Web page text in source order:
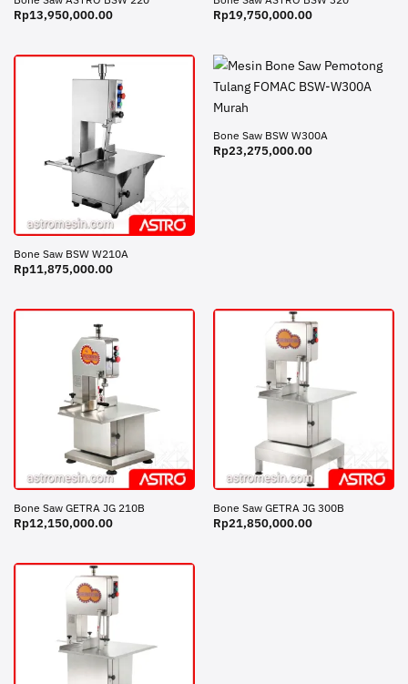
Rp13,950,000.00 Rp19,750,000.00
Bone Saw BSW W210A
Rp11,875,000.00
Bone Saw BSW W300A
Rp23,275,000.00
Bone Saw GETRA JG 210B
Rp12,150,000.00
Bone Saw GETRA JG 300B
Rp21,850,000.00